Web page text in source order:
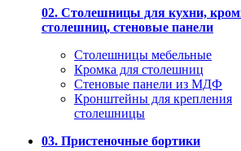
02. Столешницы для кухни,
столешниц, стеновые панели
Столешницы мебельные
Кромка для столешниц
Стеновые панели из МДФ
Кронштейны для крепления
столешницы
03. Пристеночные бортики